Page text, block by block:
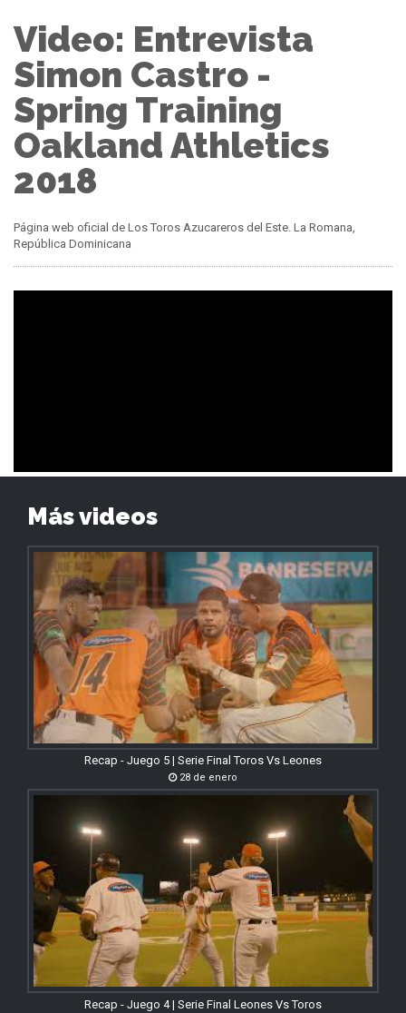
Video: Entrevista
Simon Castro -
Spring Training
Oakland Athletics
2018
Página web oficial de Los Toros Azucareros del Este. La Romana,
República Dominicana
Más videos
Recap - Juego 5 | Serie Final Toros Vs Leones
28 de enero
Recap - Juego 4 | Serie Final Leones Vs Toros